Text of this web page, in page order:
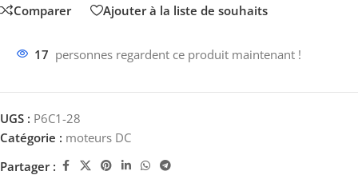
Comparer Ajouter à la liste de souhaits
17 personnes regardent ce produit maintenant !
UGS : P6C1-28
Catégorie : moteurs DC
Partager :